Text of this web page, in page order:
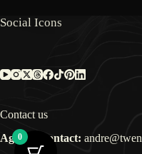
Social Icons
Contact us
Agency Contact:
0